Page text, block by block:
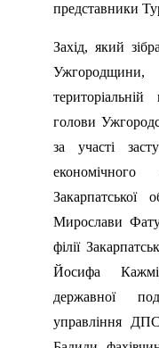
представники
Захід, який
голови
за участі
Закарпатської
Мирослави
філії
Йосифа
державної
управління